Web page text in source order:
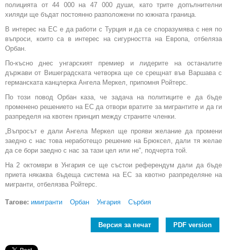
полицията от 44 000 на 47 000 души, като трите допълнителни
хиляди ще бъдат постоянно разположени по южната граница.
В интерес на ЕС е да работи с Турция и да се споразумява с нея по
въпроси, които са в интерес на сигурността на Европа, отбеляза
Орбан.
По-късно днес унгарският премиер и лидерите на останалите
държави от Вишеградската четворка ще се срещнат във Варшава с
германската канцлерка Ангела Меркел, припомня Ройтерс.
По този повод Орбан каза, че задача на политиците е да бъде
променено решението на ЕС да отвори вратите за мигрантите и да ги
разпределя на квотен принцип между страните членки.
„Въпросът е дали Ангела Меркел ще прояви желание да промени
заедно с нас това неработещо решение на Брюксел, дали тя желае
да се бори заедно с нас за тази цел или не“, подчерта той.
На 2 октомври в Унгария се ще състои референдум дали да бъде
приета някаква бъдеща система на ЕС за квотно разпределяне на
мигранти, отбелязва Ройтерс.
Тагове: имигранти Орбан Унгария Сърбия
Версия за печат PDF version